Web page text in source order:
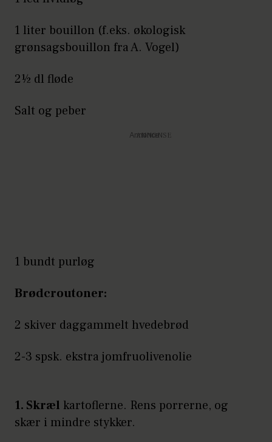
1 liter bouillon (f.eks. økologisk
grønsagsbouillon fra A. Vogel)
2½ dl fløde
Salt og peber
Annonce
1 bundt purløg
Brødcroutoner:
2 skiver daggammelt hvedebrød
2-3 spsk. ekstra jomfruolivenolie
1. Skræl kartoflerne. Rens porrerne, og
skær i mindre stykker.